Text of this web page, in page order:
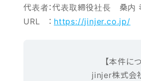
代表者：代表取締役社長 桑内
URL ： https://jinjer.co.jp/
【本‌件‌に‌
jinjer株式会